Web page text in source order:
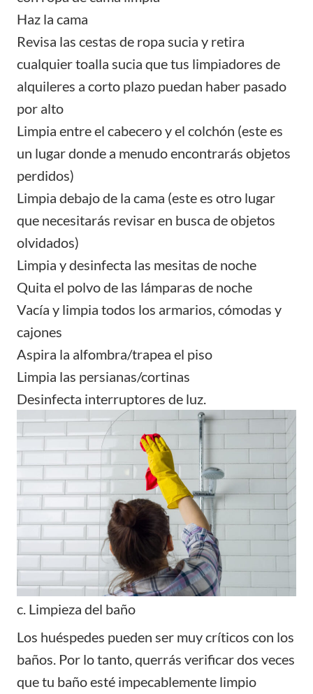
Haz la cama
Revisa las cestas de ropa sucia y retira
cualquier toalla sucia que tus limpiadores de
alquileres a corto plazo puedan haber pasado
por alto
Limpia entre el cabecero y el colchón (este es
un lugar donde a menudo encontrarás objetos
perdidos)
Limpia debajo de la cama (este es otro lugar
que necesitarás revisar en busca de objetos
olvidados)
Limpia y desinfecta las mesitas de noche
Quita el polvo de las lámparas de noche
Vacía y limpia todos los armarios, cómodas y
cajones
Aspira la alfombra/trapea el piso
Limpia las persianas/cortinas
Desinfecta interruptores de luz.
c. Limpieza del baño
Los huéspedes pueden ser muy críticos con los
baños. Por lo tanto, querrás verificar dos veces
que tu baño esté impecablemente limpio